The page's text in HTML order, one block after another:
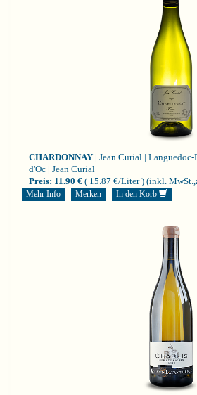
CHARDONNAY | Jean Curial |
d'Oc | Jean Curial
Preis: 11.90 € ( 15.87 €/Liter ) (inkl. MwSt.,
Mehr Info Merken In den Korb